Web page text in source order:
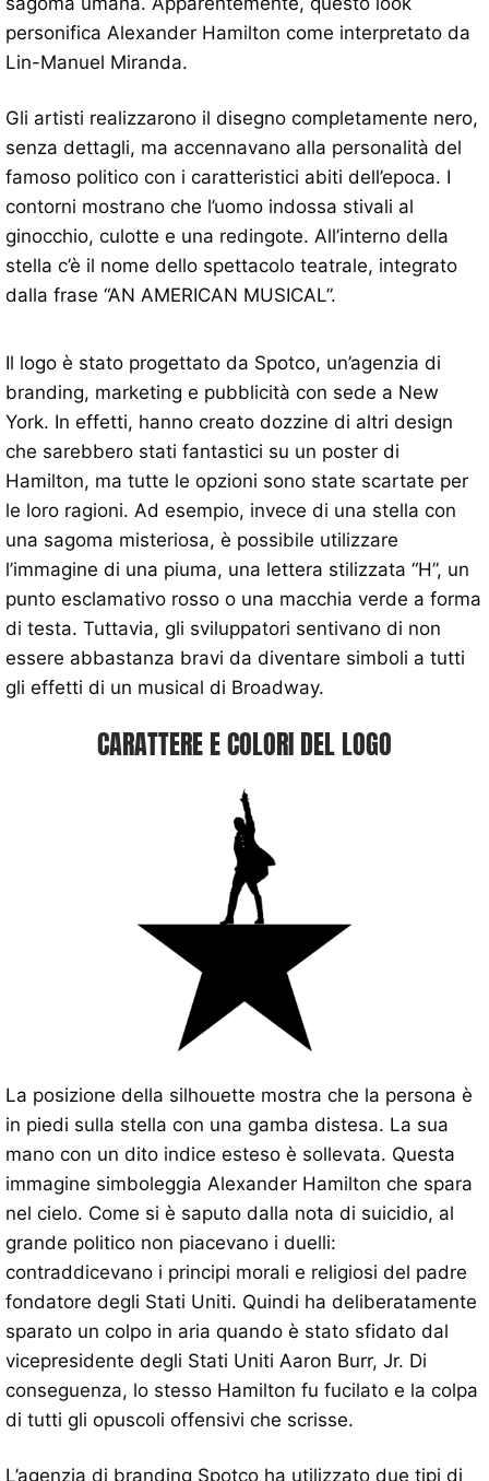
personifica Alexander Hamilton come interpretato da
Lin-Manuel Miranda.
Gli artisti realizzarono il disegno completamente nero,
senza dettagli, ma accennavano alla personalità del
famoso politico con i caratteristici abiti dell’epoca. I
contorni mostrano che l’uomo indossa stivali al
ginocchio, culotte e una redingote. All’interno della
stella c’è il nome dello spettacolo teatrale, integrato
dalla frase “AN AMERICAN MUSICAL”.
Il logo è stato progettato da Spotco, un’agenzia di
branding, marketing e pubblicità con sede a New
York. In effetti, hanno creato dozzine di altri design
che sarebbero stati fantastici su un poster di
Hamilton, ma tutte le opzioni sono state scartate per
le loro ragioni. Ad esempio, invece di una stella con
una sagoma misteriosa, è possibile utilizzare
l’immagine di una piuma, una lettera stilizzata “H”, un
punto esclamativo rosso o una macchia verde a forma
di testa. Tuttavia, gli sviluppatori sentivano di non
essere abbastanza bravi da diventare simboli a tutti
gli effetti di un musical di Broadway.
CARATTERE E COLORI DEL LOGO
La posizione della silhouette mostra che la persona è
in piedi sulla stella con una gamba distesa. La sua
mano con un dito indice esteso è sollevata. Questa
immagine simboleggia Alexander Hamilton che spara
nel cielo. Come si è saputo dalla nota di suicidio, al
grande politico non piacevano i duelli:
contraddicevano i principi morali e religiosi del padre
fondatore degli Stati Uniti. Quindi ha deliberatamente
sparato un colpo in aria quando è stato sfidato dal
vicepresidente degli Stati Uniti Aaron Burr, Jr. Di
conseguenza, lo stesso Hamilton fu fucilato e la colpa
di tutti gli opuscoli offensivi che scrisse.
L’agenzia di branding Spotco ha utilizzato due tipi di